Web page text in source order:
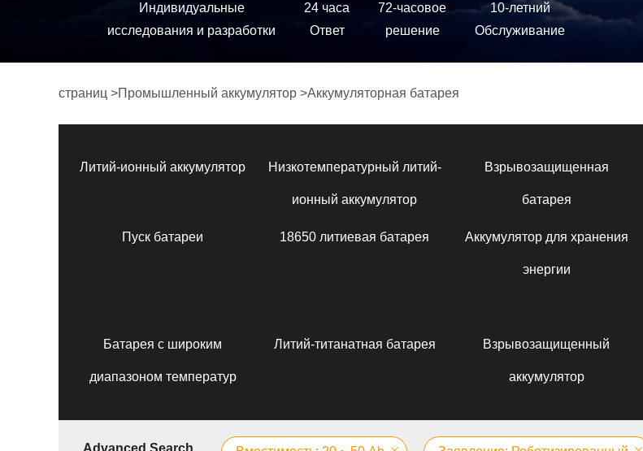
Индивидуальные
исследования и разработки
24 часа
Ответ
72-часовое
решение
10-летний
Обслуживание
страниц >Промышленный аккумулятор >Аккумуляторная батарея
Литий-ионный аккумулятор Низкотемпературный литий-
ионный аккумулятор
Взрывозащищенная
батарея
Пуск батареи 18650 литиевая батарея Аккумулятор для хранения
энергии
Батарея с широким
диапазоном температур
Литий-титанатная батарея Взрывозащищенный
аккумулятор
Advanced Search